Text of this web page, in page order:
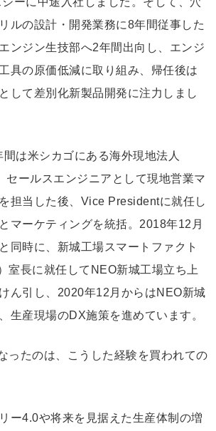
ルの設計・開発業務に8年間従事した
ンジン生技部へ2年間出向し、エンジ
具の原価低減に取り組み、帰任後は
して差別化新製品開発に注力しまし
は米シカゴにある海外現地法人
セールスエンジニアとして現地営業マ
担当した後、Vice Presidentに就任し
マーケティングを統括。2018年12月
同時に、新城工場スマートファクト
室長に就任してNEO新城工場立ち上
ん引し、2020年12月からはNEO新城
生産現場のDX施策を進めています。
ったのは、こうした経験を買われての
ー4.0や将来を見据えた生産体制の増